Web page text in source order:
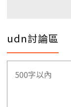
udn討論區